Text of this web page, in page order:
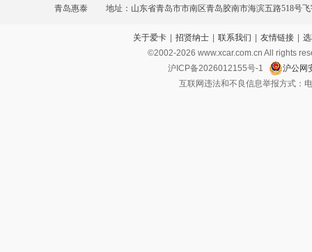
青岛惠泰 地址：山东省青岛市市南区青岛胶南市海滨五路518号
关于爱卡 | 招贤纳士 | 联系我们 | 友情链接 |
©2002-2026 www.xcar.com.cn All rights
沪ICP备2026012155号-1
沪公网
互联网违法和不良信息举报方式：